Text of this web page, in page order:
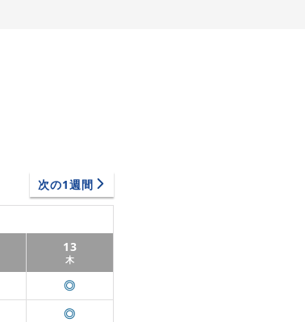
次の1週間
13
木
◎
◎